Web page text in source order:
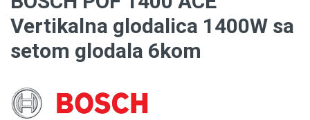
Vertikalna glodalica 1400W sa
setom glodala 6kom